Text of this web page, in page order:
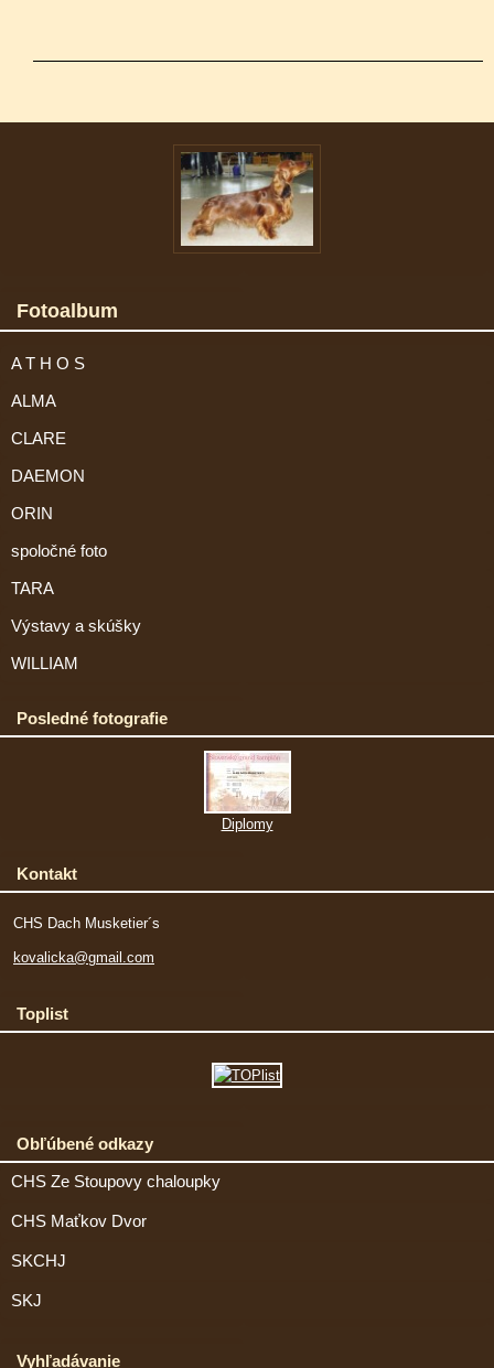
Fotoalbum
A T H O S
ALMA
CLARE
DAEMON
ORIN
spoločné foto
TARA
Výstavy a skúšky
WILLIAM
Posledné fotografie
Diplomy
Kontakt
CHS Dach Musketier´s
kovalicka@gmail.com
Toplist
Obľúbené odkazy
CHS Ze Stoupovy chaloupky
CHS Maťkov Dvor
SKCHJ
SKJ
Vyhľadávanie